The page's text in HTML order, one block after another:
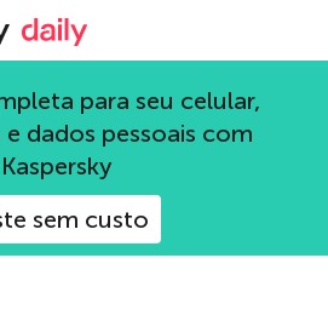
Blog oficial da Kaspersky
para seu celular,
dados pessoais com
Kaspersky
sem custo